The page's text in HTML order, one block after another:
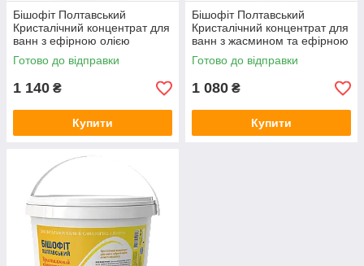
Бішофіт Полтавський
Кристалічний концентрат для
ванн з ефірною олією
апельсину та іланг-іланг
5000мл
Готово до відправки
1 140 ₴
Купити
Бішофіт Полтавський
Кристалічний концентрат для
ванн з жасмином та ефірною
олією рожевого дерева
5000мл
Готово до відправки
1 080 ₴
Купити